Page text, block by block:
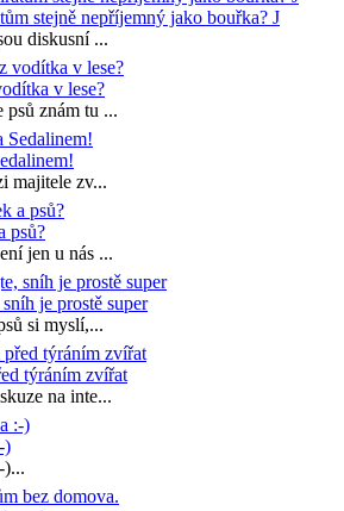
stejně nepříjemný jako bouřka? J
diskusní ...
v lese?
psů znám tu ...
majitele zv...
psů?
jen u nás ...
je prostě super
si myslí,...
týráním zvířat
na inte...
)
)...